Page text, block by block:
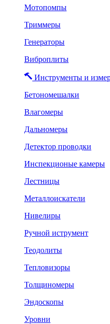
Мотопомпы
Триммеры
Генераторы
Виброплиты
Инструменты и
Бетономешалки
Влагомеры
Дальномеры
Детектор проводки
Инспекционые камеры
Лестницы
Металлоискатели
Нивелиры
Ручной иструмент
Теодолиты
Тепловизоры
Толщиномеры
Эндоскопы
Уровни